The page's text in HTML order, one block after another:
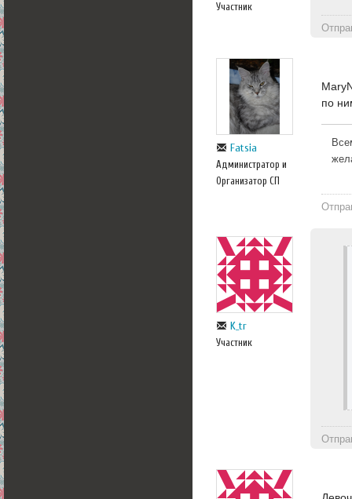
Участник
Fatsia
Администратор и
Организатор СП
по
K_tr
Участник